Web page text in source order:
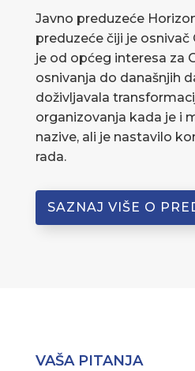
Javno preduzeće
preduzeće čiji je osnivač
je od općeg interesa za
osnivanja do današnjih
doživljavala
organizovanja kada je i
nazive, ali je nastavilo
rada.
SAZNAJ VIŠE O
VAŠA PITANJA